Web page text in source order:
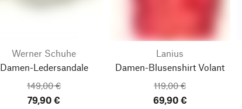
Werner Schuhe
Damen-Ledersandale
149,00 €
79,90 €
Lanius
Damen-Blusenshirt Volant
119,00 €
69,90 €